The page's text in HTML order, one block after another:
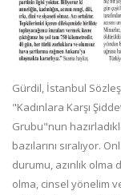
Gürdil, İstanbul
"Kadınlara Karşı
Grubu"nun
bazılarını sıralıyor.
durumu, azınlık olma
olma, cinsel yönelim